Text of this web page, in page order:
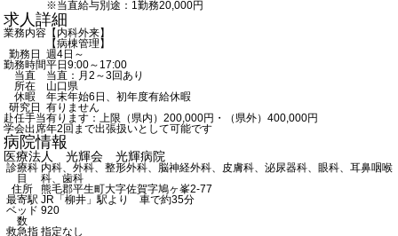
※当直給与別途：1勤務20,000円
求人詳細
業務内容 【内科外来】
【病棟管理】
勤務日
週4日～
勤務時間平日9:00～17:00
当直
当直：月2～3回あり
所在
山口県
休暇
年末年始6日、初年度有給休暇
研究日
有りません
赴任手当有ります：上限（県内）200,000円・（県外）400,000円
学会出席年2回まで出張扱いとして可能です
病院情報
医療法人 光輝会 光輝病院
診療科
目
内科、外科、整形外科、脳神経外科、皮膚科、泌尿器科、眼科、耳鼻咽喉
科、歯科
住所
熊毛郡平生町大字佐賀字鳩ヶ峯2-77
最寄駅 JR「柳井」駅より 車で約35分
ベッド
数
920
救急指 指定なし